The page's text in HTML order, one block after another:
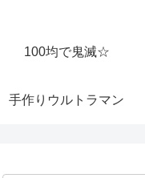
100均で鬼滅☆
手作りウルトラマン